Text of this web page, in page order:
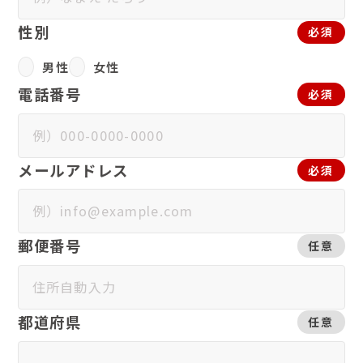
必須
性別
男性 女性
必須
電話番号
必須
メールアドレス
任意
郵便番号
任意
都道府県